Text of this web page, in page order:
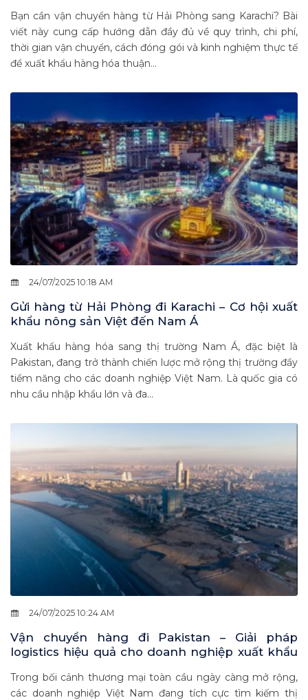
Bạn cần vận chuyển hàng từ Hải Phòng sang Karachi? Bài
viết này cung cấp hướng dẫn đầy đủ về quy trình, chi phí,
thời gian vận chuyển, cách đóng gói và kinh nghiệm thực tế
để xuất khẩu hàng hóa thuận...
24/07/2025 10:18 AM
Gửi hàng từ Hải Phòng đi Karachi – Cơ hội xuất
khẩu nông sản Việt đến Nam Á
Xuất khẩu hàng hóa sang thị trường Nam Á, đặc biệt là
Pakistan, đang trở thành chiến lược mở rộng thị trường đầy
tiềm năng cho các doanh nghiệp Việt Nam. Là quốc gia có
nhu cầu nhập khẩu lớn và đa...
24/07/2025 10:24 AM
Vận chuyển hàng đi Pakistan – Giải pháp
logistics hiệu quả cho doanh nghiệp xuất khẩu
Trong bối cảnh thương mại toàn cầu ngày càng mở rộng,
các doanh nghiệp Việt Nam đang tích cực tìm kiếm thị